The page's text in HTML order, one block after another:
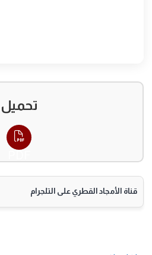
تحميل
PDF